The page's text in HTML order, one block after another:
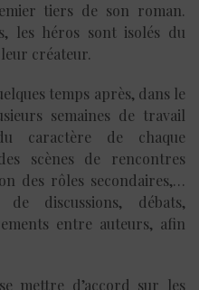
tiers de son roman.
les héros sont isolés du
créateur.
temps après, dans le
semaines de travail
caractère de chaque
scènes de rencontres
des rôles secondaires,…
discussions, débats,
entre auteurs, afin
mettre d’accord sur les